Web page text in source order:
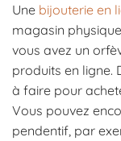
Une bijouterie en
magasin
vous avez un
produits en ligne.
à faire pour
Vous pouvez
pendentif, par